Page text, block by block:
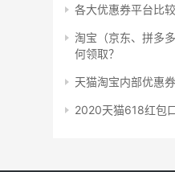
各大优惠券平台比较
淘宝（京东、拼多
何领取？
天猫淘宝内部优惠
2020天猫618红包